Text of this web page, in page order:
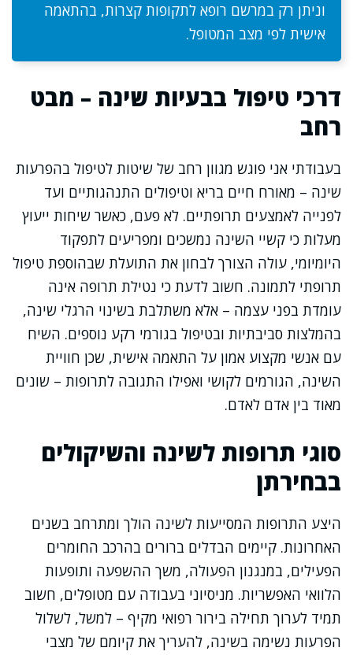
וניתן רק במרשם רופא לתקופות קצרות, בהתאמה
אישית לפי מצב המטופל.
דרכי טיפול בבעיות שינה – מבט
רחב
בעבודתי אני פוגש מגוון רחב של שיטות לטיפול בהפרעות
שינה – מאורח חיים בריא וטיפולים התנהגותיים ועד
לפנייה לאמצעים תרופתיים. לא פעם, כאשר שיחות ייעוץ
מעלות כי קשיי השינה נמשכים ומפריעים לתפקוד
היומיומי, עולה הצורך לבחון את התועלת שבהוספת טיפול
תרופתי לתמונה. חשוב לדעת כי נטילת תרופה אינה
עומדת בפני עצמה – אלא משתלבת בשינוי הרגלי שינה,
בהמלצות סביבתיות ובטיפול בגורמי רקע נוספים. השיח
עם אנשי מקצוע אמון על התאמה אישית, שכן חוויית
השינה, הגורמים לקושי ואפילו התגובה לתרופות – שונים
מאוד בין אדם לאדם.
סוגי תרופות לשינה והשיקולים
בבחירתן
היצע התרופות המסייעות לשינה הולך ומתרחב בשנים
האחרונות. קיימים הבדלים ברורים בהרכב החומרים
הפעילים, במנגנון הפעולה, משך ההשפעה ותופעות
הלוואי האפשריות. מניסיוני בעבודה עם מטופלים, חשוב
תמיד לערוך תחילה בירור רפואי מקיף – למשל, לשלול
הפרעות נשימה בשינה, להעריך את קיומם של מצבי